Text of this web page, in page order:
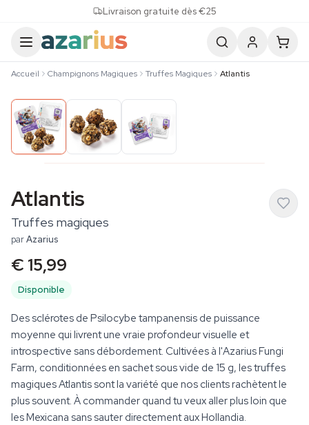
Livraison gratuite dès €25
Accueil Champignons Magiques Truffes Magiques Atlantis
Atlantis
Truffes magiques
parAzarius
€ 15,99
Disponible
Des sclérotes de Psilocybe tampanensis de puissance
moyenne qui livrent une vraie profondeur visuelle et
introspective sans débordement. Cultivées à l'Azarius Fungi
Farm, conditionnées en sachet sous vide de 15 g, les truffes
magiques Atlantis sont la variété que nos clients rachètent le
plus souvent. À commander quand tu veux aller plus loin que
les Mexicana sans sauter directement aux Hollandia.